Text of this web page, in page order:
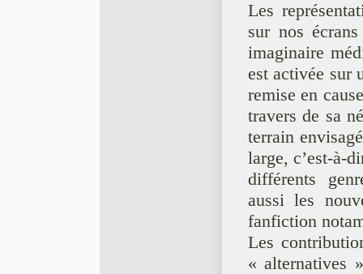
Les
sur nos
imaginaire
est activée sur
remise en
travers de sa
terrain
large, c’est-à-
différents
aussi les
fanfiction
Les
« alternatives